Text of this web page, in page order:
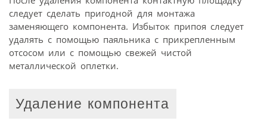
следует сделать пригодной для монтажа
заменяющего компонента. Избыток припоя следует
удалять с помощью паяльника с прикрепленным
отсосом или с помощью свежей чистой
металлической оплетки.
Удаление компонента